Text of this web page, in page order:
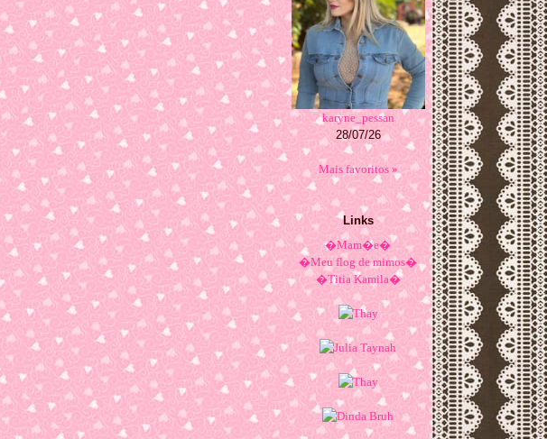
karyne_pessan
28/07/26
Mais favoritos »
Links
�Mam�e�
�Meu flog de mimos�
�Titia Kamila�